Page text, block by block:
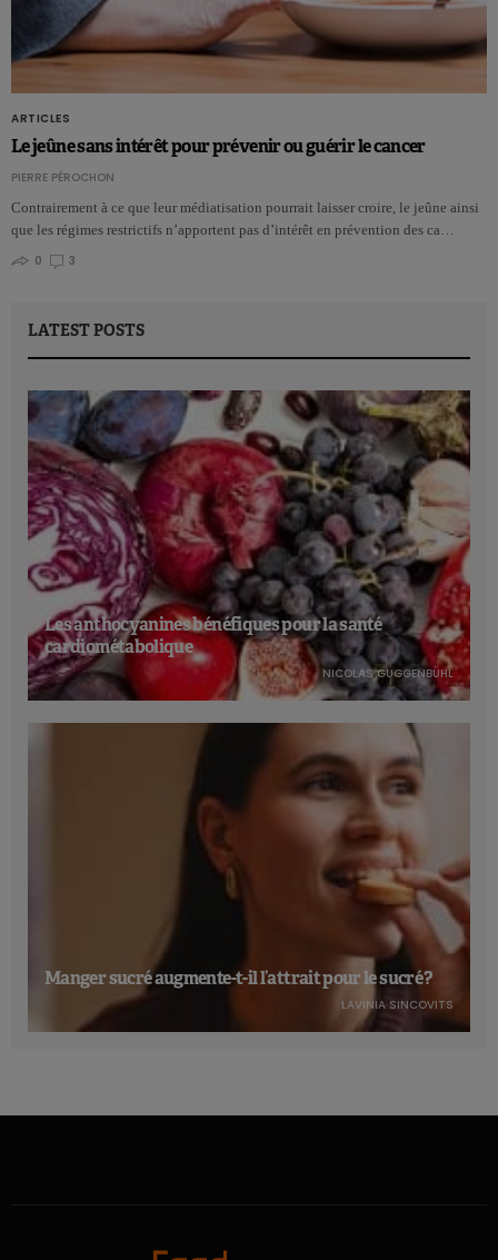
ARTICLES
Le jeûne sans intérêt pour prévenir ou guérir le cancer
PIERRE PÉROCHON
Contrairement à ce que leur médiatisation pourrait laisser croire, le jeûne ainsi
que les régimes restrictifs n’apportent pas d’intérêt en prévention des ca…
0
3
LATEST POSTS
Les anthocyanines bénéfiques pour la santé
cardiométabolique
NICOLAS GUGGENBÜHL
Manger sucré augmente-t-il l’attrait pour le sucré ?
LAVINIA SINCOVITS